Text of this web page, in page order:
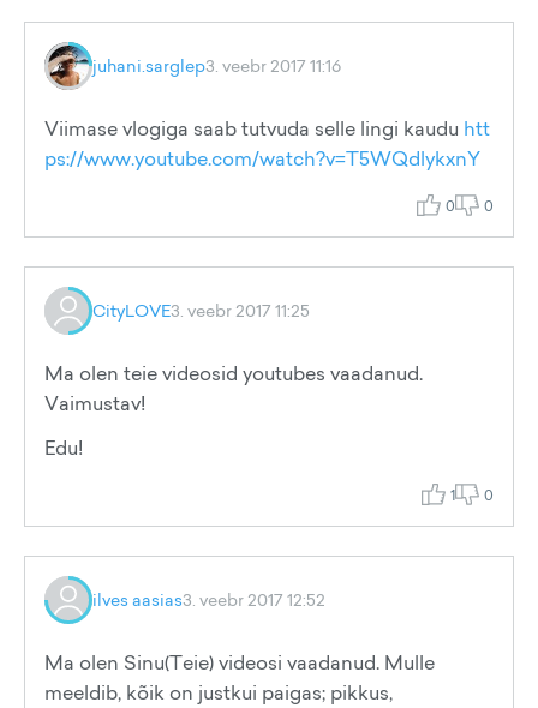
juhani.sarglep3. veebr 2017 11:16
Viimase vlogiga saab tutvuda selle lingi kaudu htt
ps://www.youtube.com/watch?v=T5WQdlykxnY
0 0
CityLOVE3. veebr 2017 11:25
Ma olen teie videosid youtubes vaadanud.
Vaimustav!
Edu!
1 0
ilves aasias3. veebr 2017 12:52
Ma olen Sinu(Teie) videosi vaadanud. Mulle
meeldib, kõik on justkui paigas; pikkus,